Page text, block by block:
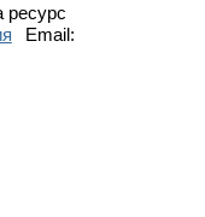
ресурс
Email: